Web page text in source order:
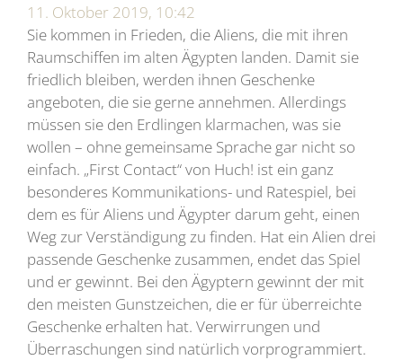
11. Oktober 2019, 10:42
Sie kommen in Frieden, die Aliens, die mit ihren
Raumschiffen im alten Ägypten landen. Damit sie
friedlich bleiben, werden ihnen Geschenke
angeboten, die sie gerne annehmen. Allerdings
müssen sie den Erdlingen klarmachen, was sie
wollen – ohne gemeinsame Sprache gar nicht so
einfach. „First Contact“ von Huch! ist ein ganz
besonderes Kommunikations- und Ratespiel, bei
dem es für Aliens und Ägypter darum geht, einen
Weg zur Verständigung zu finden. Hat ein Alien drei
passende Geschenke zusammen, endet das Spiel
und er gewinnt. Bei den Ägyptern gewinnt der mit
den meisten Gunstzeichen, die er für überreichte
Geschenke erhalten hat. Verwirrungen und
Überraschungen sind natürlich vorprogrammiert.